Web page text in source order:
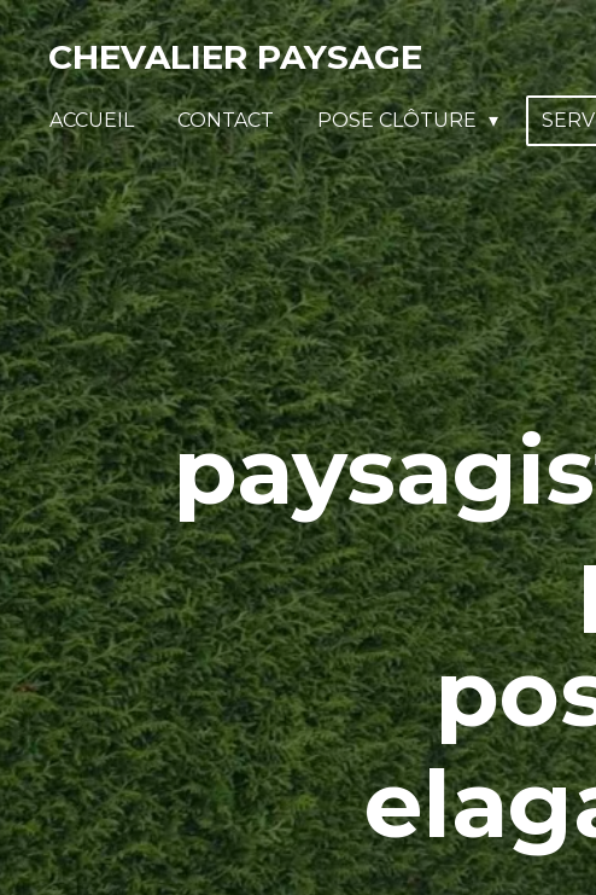
Passer
au
contenu
principal
CHEVALIER PAYSAGE
ACCUEIL CONTACT POSE CLÔTURE